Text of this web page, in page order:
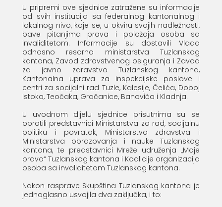
U pripremi ove sjednice zatražene su informacije
od svih institucija sa federalnog kantonalnog i
lokalnog nivo, koje se, u okviru svojih nadležnosti,
bave pitanjima prava i položaja osoba sa
invaliditetom. Informacije su dostavili Vlada
odnosno resorna ministarstva Tuzlanskog
kantona, Zavod zdravstvenog osiguranja i Zavod
za javno zdravstvo Tuzlanskog kantona,
Kantonalna uprava za inspekcijske poslove i
centri za socijalni rad Tuzle, Kalesije, Čelića, Doboj
Istoka, Teočaka, Gračanice, Banovića i Kladnja.
U uvodnom dijelu sjednice prisutnima su se
obratili predstavnici Ministarstva za rad, socijalnu
politiku i povratak, Ministarstva zdravstva i
Ministarstva obrazovanja i nauke Tuzlanskog
kantona, te predstavnici Mreže udruženja „Moje
pravo“ Tuzlanskog kantona i Koalicije organizacija
osoba sa invaliditetom Tuzlanskog kantona.
Nakon rasprave Skupština Tuzlanskog kantona je
jednoglasno usvojila dva zaključka, i to: